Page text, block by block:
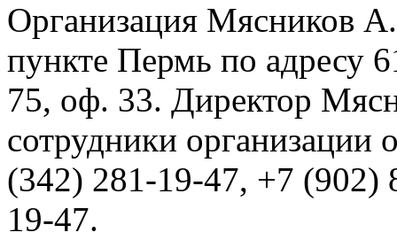
Организация Мясников
пункте Пермь по адресу
75, оф. 33. Директор
сотрудники организации
(342) 281-19-47, +7 (902)
19-47.